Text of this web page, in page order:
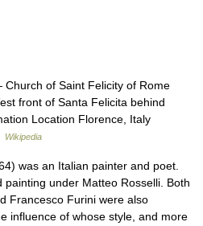
of Saint Felicity of Rome
front of Santa Felicita behind
Location Florence, Italy
Wikipedia
was an Italian painter and poet.
under Matteo Rosselli. Both
Francesco Furini were also
influence of whose style, and more